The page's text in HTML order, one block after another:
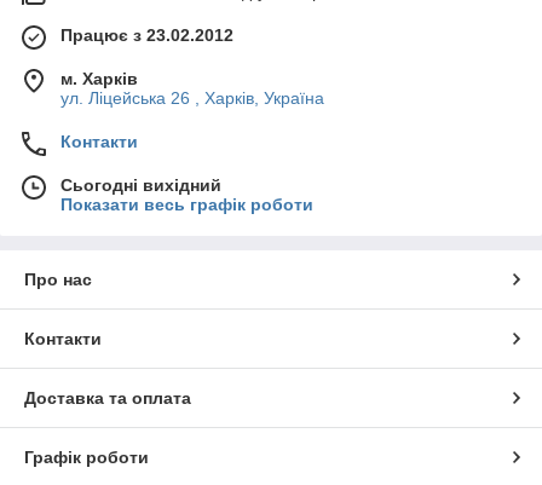
Працює з 23.02.2012
м. Харків
ул. Ліцейська 26 , Харків, Україна
Контакти
Сьогодні вихідний
Показати весь графік роботи
Про нас
Контакти
Доставка та оплата
Графік роботи